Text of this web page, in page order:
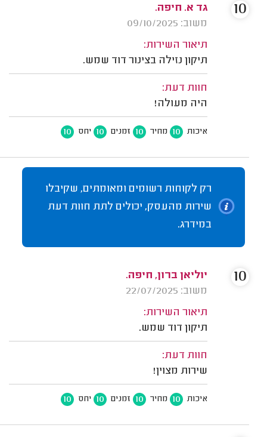
גד א. חיפה.
משוב: 09/10/2025
תיאור השירות:
תיקון נזילה בצינור דוד שמש.
חוות דעת:
היה מעולה!
איכות 10 מחיר 10 זמנים 10 יחס 10
10
רק לקוחות רשומים ומאומתים, שקיבלו
שירות מהעסק, יכולים לתת חוות דעת
במידרג.
יוליאן ברון, חיפה.
משוב: 22/07/2025
תיאור השירות:
תיקון דוד שמש.
חוות דעת:
שירות מצוין!
איכות 10 מחיר 10 זמנים 10 יחס 10
10